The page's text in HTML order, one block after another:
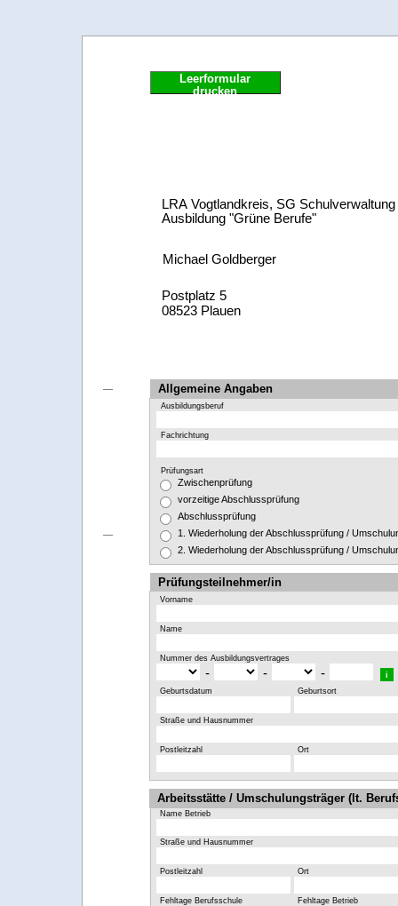
Allgemeine Angaben
Ausbildungsberuf
Fachrichtung
Prüfungsart
Prüfungsteilnehmer/in
Name
Geburtsdatum Geburtsort
Vorname
Straße und Hausnummer
Postleitzahl Ort
Nummer des Ausbildungsvertrages
Arbeitsstätte / Umschulungsträger (lt.
Name Betrieb
Straße und Hausnummer
Postleitzahl Ort
Fehltage Berufsschule Fehltage Betrieb
- - -
Leerformular
drucken
Zwischenprüfung
vorzeitige Abschlussprüfung
Abschlussprüfung
1. Wiederholung der Abschlussprüfung /
2. Wiederholung der Abschlussprüfung /
i